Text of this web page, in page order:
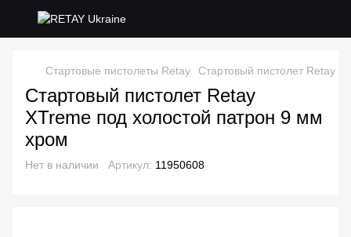
Стартовые пистолеты Retay Стартовый пистолет Retay
Стартовый пистолет Retay
XTreme под холостой патрон 9 мм
хром
Нет в наличии Артикул: 11950608